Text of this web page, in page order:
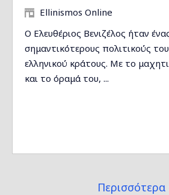
Ellinismos Online
Ο Ελευθέριος Βενιζέλος ήταν
σημαντικότερους πολιτικούς
ελληνικού κράτους. Με το
και το όραμά του, ...
Περισσότερα